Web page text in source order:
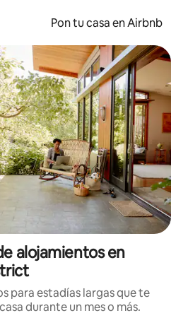
Pon tu casa en Airbnb
alojamientos en
para estadías largas que te
durante un mes o más.